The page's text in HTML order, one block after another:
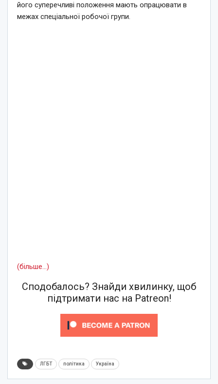
його суперечливі положення мають опрацювати в
межах спеціальної робочої групи.
(більше…)
Сподобалось? Знайди хвилинку, щоб
підтримати нас на Patreon!
ЛГБТ політика Україна